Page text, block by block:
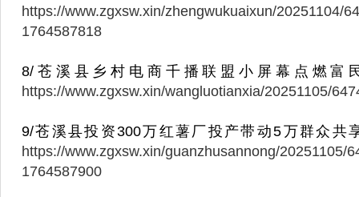
https://www.zgxsw.xin/zhengwukuaixun/20251104/
1764587818
8/苍溪县乡村电商千播联盟小屏幕点燃富
https://www.zgxsw.xin/wangluotianxia/20251105/
9/苍溪县投资300万红薯厂投产带动5万群众共
https://www.zgxsw.xin/guanzhusannong/20251105/
1764587900